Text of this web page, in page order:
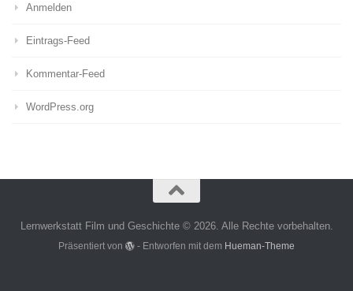
Anmelden
Eintrags-Feed
Kommentar-Feed
WordPress.org
Lernwerkstatt Film und Geschichte © 2026. Alle Rechte vorbehalten.
Präsentiert von - Entworfen mit dem Hueman-Theme